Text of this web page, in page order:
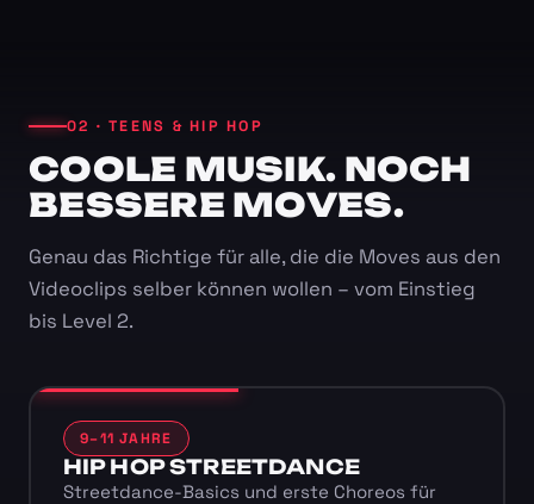
02 · TEENS & HIP HOP
COOLE MUSIK. NOCH
BESSERE MOVES.
Genau das Richtige für alle, die die Moves aus den
Videoclips selber können wollen – vom Einstieg
bis Level 2.
9–11 JAHRE
HIP HOP STREETDANCE
Streetdance-Basics und erste Choreos für